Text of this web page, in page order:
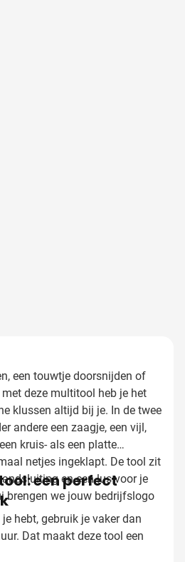
een touwtje doorsnijden of
deze multitool heb je het
klussen altijd bij je. In de twee
andere een zaagje, een vijl,
kruis- als een platte
netjes ingeklapt. De tool zit
en een lus voor je
brengen we jouw bedrijfslogo
een perfect
hebt, gebruik je vaker dan
Dat maakt deze tool een